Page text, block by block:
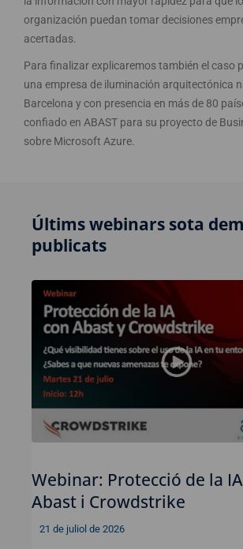
organización puedan tomar decisiones
acertadas.
Para finalizar explicaremos también el caso
una empresa de iluminación arquitectónica
Barcelona y con presencia en más de 80
confiado en ABAST para su proyecto de
sobre Microsoft Azure.
Últims webinars sota
publicats
Webinar: Protecció de la
Abast i Crowdstrike
21 de juliol de 2026